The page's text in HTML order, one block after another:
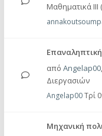
Μαθηματικά
από Angelap00,
Διεργασιών
Angelap00Τρί
Μηχανική